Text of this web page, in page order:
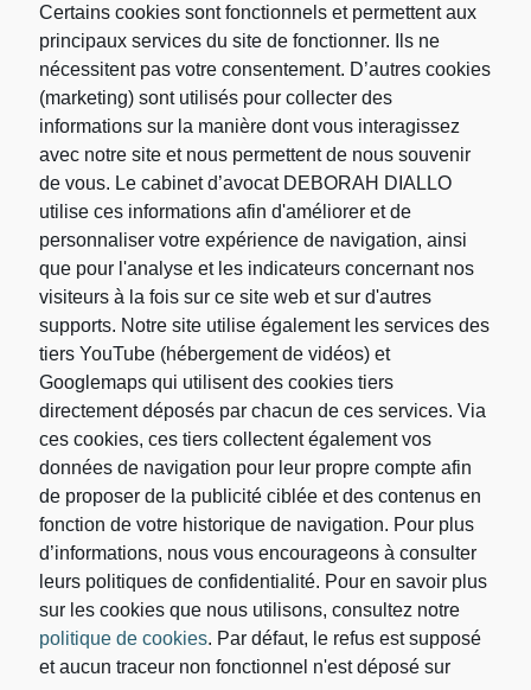
Certains cookies sont fonctionnels et permettent aux
principaux services du site de fonctionner. Ils ne
nécessitent pas votre consentement. D’autres cookies
(marketing) sont utilisés pour collecter des
informations sur la manière dont vous interagissez
avec notre site et nous permettent de nous souvenir
de vous. Le cabinet d’avocat DEBORAH DIALLO
utilise ces informations afin d'améliorer et de
personnaliser votre expérience de navigation, ainsi
que pour l'analyse et les indicateurs concernant nos
visiteurs à la fois sur ce site web et sur d'autres
supports. Notre site utilise également les services des
tiers YouTube (hébergement de vidéos) et
Googlemaps qui utilisent des cookies tiers
directement déposés par chacun de ces services. Via
ces cookies, ces tiers collectent également vos
données de navigation pour leur propre compte afin
de proposer de la publicité ciblée et des contenus en
fonction de votre historique de navigation. Pour plus
d’informations, nous vous encourageons à consulter
leurs politiques de confidentialité. Pour en savoir plus
sur les cookies que nous utilisons, consultez notre
politique de cookies. Par défaut, le refus est supposé
et aucun traceur non fonctionnel n'est déposé sur
8
9 10 11 12 13
14
15
16 17 18 19 20
21
22
23 24 25 26 27
28
29
Rechercher
Rechercher :
Votre adresse de messagerie est uniquement utilisée
pour vous envoyer les lettres d'information du
Cabinet d’avocat DEBORAH DIALLO. Vous pouvez
à tout moment utiliser le lien de désabonnement